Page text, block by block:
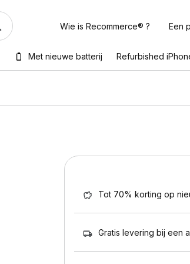
Wie is Recommerce® ? Een
Met nieuwe batterij Refurbished
Tot 70% korting op
Gratis levering bij een